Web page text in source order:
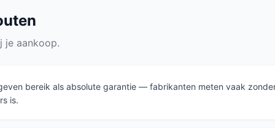
je aankoop.
bereik als absolute garantie — fabrikanten meten vaak
is.